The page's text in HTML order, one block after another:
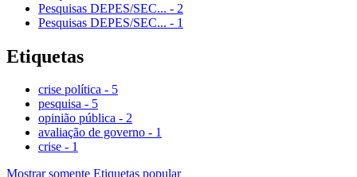
Pesquisas DEPES/SEC... - 2
Pesquisas DEPES/SEC... - 1
Etiquetas
crise política - 5
pesquisa - 5
opinião pública - 2
avaliação de governo - 1
crise - 1
Mostrar somente Etiquetas popular